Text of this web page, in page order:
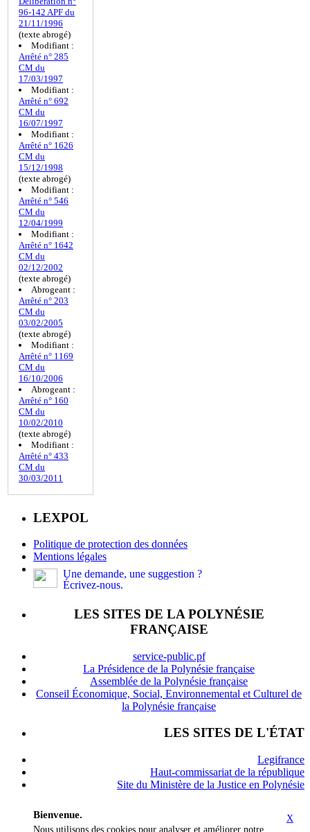
96-142 APF du
21/11/1996
(texte abrogé)
Modifiant :
Arrêté n° 285
CM du
17/03/1997
Modifiant :
Arrêté n° 692
CM du
16/07/1997
Modifiant :
Arrêté n° 1626
CM du
15/12/1998
(texte abrogé)
Modifiant :
Arrêté n° 546
CM du
12/04/1999
Modifiant :
Arrêté n° 1642
CM du
02/12/2002
(texte abrogé)
Abrogeant :
Arrêté n° 203
CM du
03/02/2005
(texte abrogé)
Modifiant :
Arrêté n° 1169
CM du
16/10/2006
Abrogeant :
Arrêté n° 160
CM du
10/02/2010
(texte abrogé)
Modifiant :
Arrêté n° 433
CM du
30/03/2011
LEXPOL
Politique de protection des données
Mentions légales
Une demande, une suggestion ?
Écrivez-nous.
LES SITES DE LA POLYNÉSIE
FRANÇAISE
service-public.pf
La Présidence de la Polynésie française
Assemblée de la Polynésie française
Conseil Économique, Social, Environnemental et Culturel de
la Polynésie française
LES SITES DE L'ÉTAT
Legifrance
Haut-commissariat de la république
Site du Ministère de la Justice en Polynésie
X
Bienvenue.
Nous utilisons des cookies pour analyser et améliorer notre